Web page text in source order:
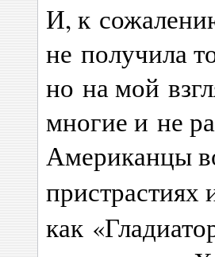
И, к
не получила
но на мой
многие и не
Американцы
пристрастиях
как